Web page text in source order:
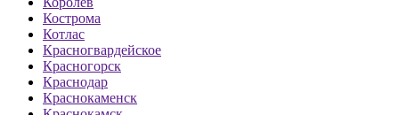
Кострома
Котлас
Красногвардейское
Красногорск
Краснодар
Краснокаменск